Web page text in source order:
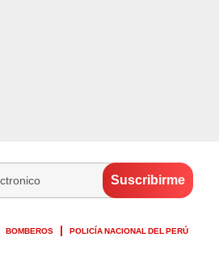
BOMBEROS POLICÍA NACIONAL DEL PERÚ